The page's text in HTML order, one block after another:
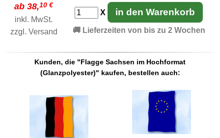
ab 38,10 €
inkl. MwSt.
zzgl. Versand
X in den Warenkorb
🚚 Lieferzeiten von bis zu 2 Wochen
Kunden, die "Flagge Sachsen im Hochformat
(Glanzpolyester)" kaufen, bestellen auch: